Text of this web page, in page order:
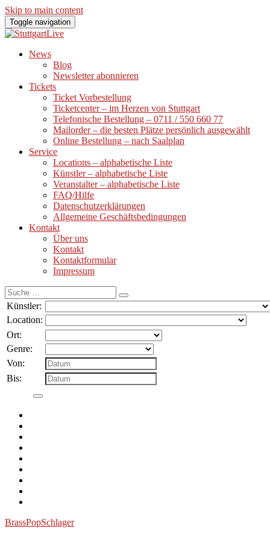
Skip to main content
Toggle navigation
News
Blog
Newsletter abonnieren
Tickets
Ticket Vorbestellung
Ticketcenter – im Herzen von Stuttgart
Telefonische Bestellung – 0711 / 550 660 77
Mailorder – die besten Plätze persönlich ausgewählt
Online Bestellung – nach Saalplan
Service
Locations – alphabetische Liste
Künstler – alphabetische Liste
Veranstalter – alphabetische Liste
FAQ/Hilfe
Datenschutzerklärungen
Allgemeine Geschäftsbedingungen
Kontakt
Über uns
Kontakt
Kontaktformular
Impressum
Suche
nach:
Künstler:
Location:
Ort:
Genre:
Von:
Bis:
BrassPopSchlager